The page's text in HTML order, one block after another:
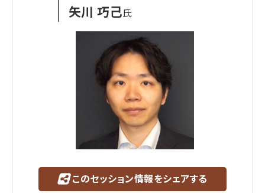
矢川 巧己氏
このセッション情報をシェアする